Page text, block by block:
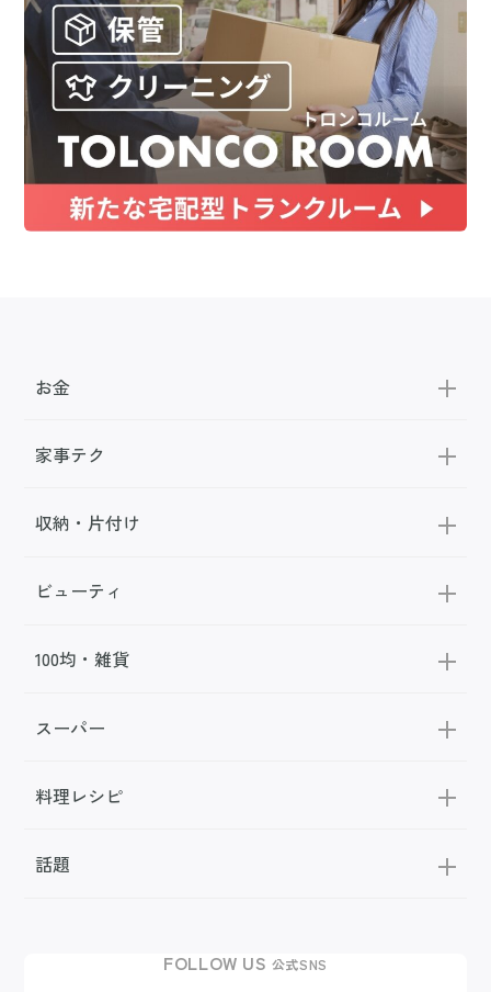
お金
家事テク
収納・片付け
ビューティ
100均・雑貨
スーパー
料理レシピ
話題
FOLLOW US 公式SNS